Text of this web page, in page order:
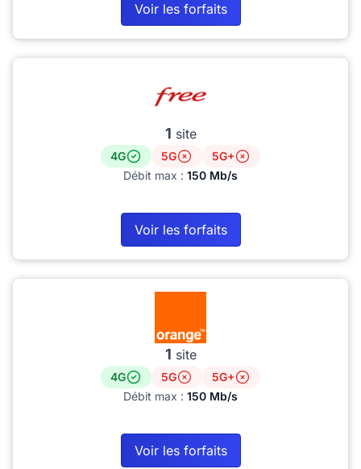
Voir les forfaits
1 site
4G 5G
5G+
Débit max : 150 Mb/s
Voir les forfaits
1 site
4G 5G
5G+
Débit max : 150 Mb/s
Voir les forfaits